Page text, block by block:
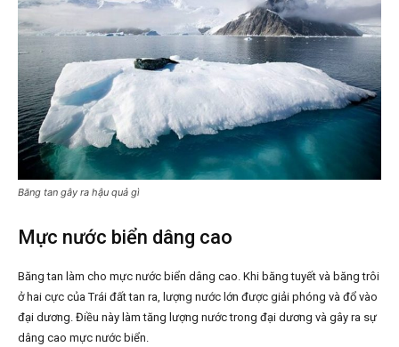
Băng tan gây ra hậu quả gì
Mực nước biển dâng cao
Băng tan làm cho mực nước biển dâng cao. Khi băng tuyết và băng trôi
ở hai cực của Trái đất tan ra, lượng nước lớn được giải phóng và đổ vào
đại dương. Điều này làm tăng lượng nước trong đại dương và gây ra sự
dâng cao mực nước biển.